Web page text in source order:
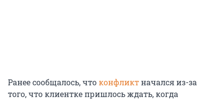
Ранее сообщалось, чтоконфликтначался из-за
того, что клиентке пришлось ждать, когда